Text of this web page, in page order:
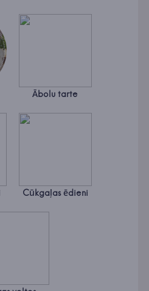
Ābolu tarte
Cūkgaļas ēdieni